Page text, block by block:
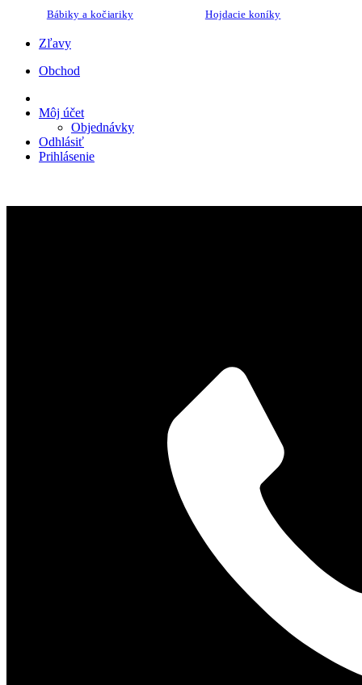
Bábiky a kočiariky Hojdacie koníky
Zľavy
Obchod
Môj účet
Objednávky
Odhlásiť
Prihlásenie